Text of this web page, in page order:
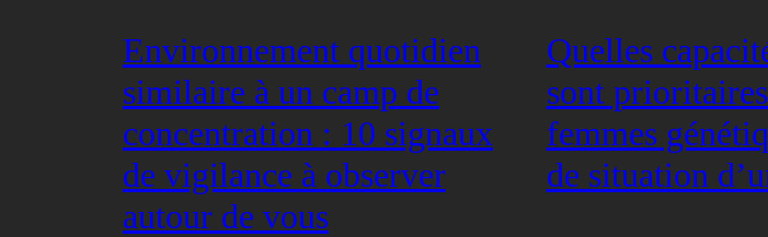
Environnement quotidien
similaire à un camp de
concentration : 10 signaux
de vigilance à observer
autour de vous
Quelles
sont
femmes
de situation